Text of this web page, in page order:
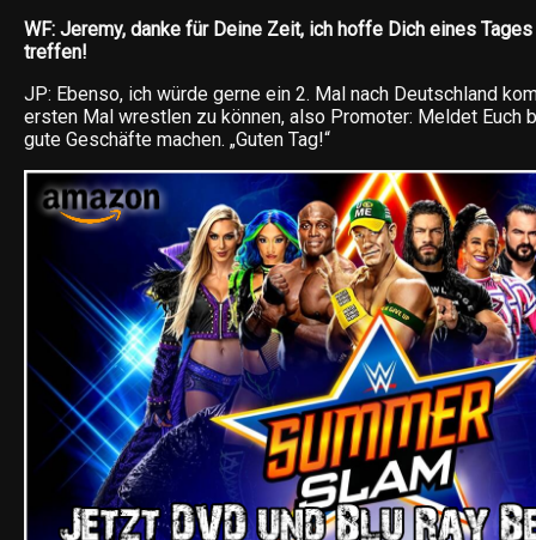
WF: Jeremy, danke für Deine Zeit, ich hoffe Dich eines
treffen!
JP: Ebenso, ich würde gerne ein 2. Mal nach Deutschland
ersten Mal wrestlen zu können, also Promoter: Meldet Euch
gute Geschäfte machen. „Guten Tag!“